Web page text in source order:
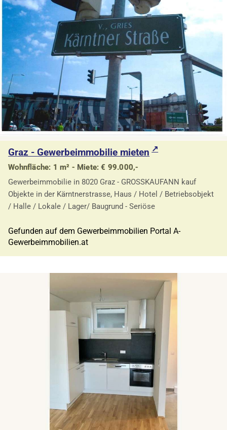
Graz - Gewerbeimmobilie mieten
Wohnfläche: 1 m² - Miete: € 99.000,-
Gewerbeimmobilie in 8020 Graz - GROSSKAUFANN kauf
Objekte in der Kärntnerstrasse, Haus / Hotel / Betriebsobjekt
/ Halle / Lokale / Lager/ Baugrund - Seriöse
Gefunden auf dem Gewerbeimmobilien Portal A-
Gewerbeimmobilien.at